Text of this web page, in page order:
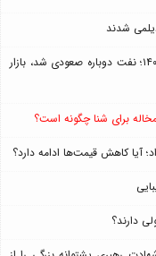
پیش بینی قیمت طلا، سکه و دلار جمعه ۱۶ مرداد ۱۴۰۵؛ نفت دوباره صعودی شد، بازار
برای شنا چگونه است؟
دارند؟